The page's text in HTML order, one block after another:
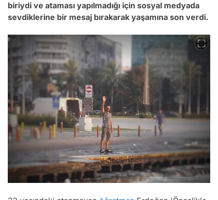
biriydi ve ataması yapılmadığı için sosyal medyada
sevdiklerine bir mesaj bırakarak yaşamına son verdi.